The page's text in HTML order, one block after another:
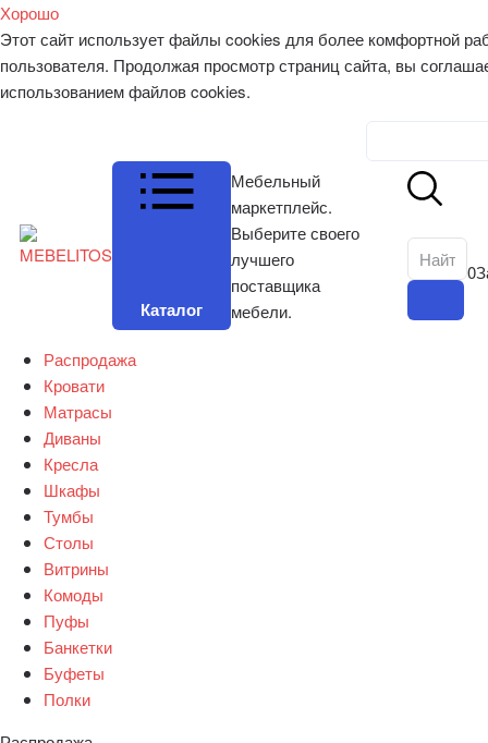
Хорошо
Этот сайт использует файлы cookies для более комфортной
пользователя. Продолжая просмотр страниц сайта, вы
использованием файлов cookies.
Каталог
Мебельный
маркетплейс.
Выберите своего
лучшего
поставщика
мебели.
0
Распродажа
Кровати
Матрасы
Диваны
Кресла
Шкафы
Тумбы
Столы
Витрины
Комоды
Пуфы
Банкетки
Буфеты
Полки